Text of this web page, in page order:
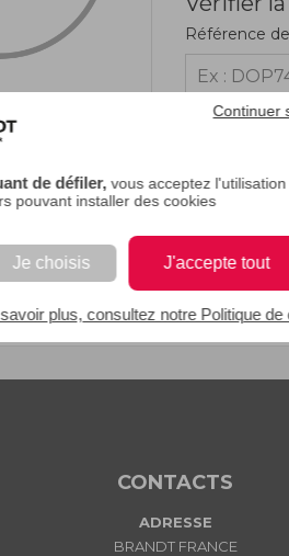
de défiler, vous acceptez l'utilisation
pouvant installer des cookies
Je choisis J'accepte tout
Continuer
plus, consultez notre Politique de
Référence
CONTACTS
ADRESSE
BRANDT FRANCE